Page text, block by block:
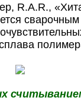
R.A.R.,